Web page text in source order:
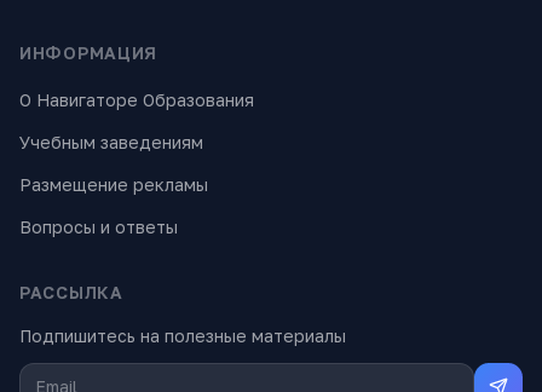
ИНФОРМАЦИЯ
О Навигаторе Образования
Учебным заведениям
Размещение рекламы
Вопросы и ответы
РАССЫЛКА
Подпишитесь на полезные материалы